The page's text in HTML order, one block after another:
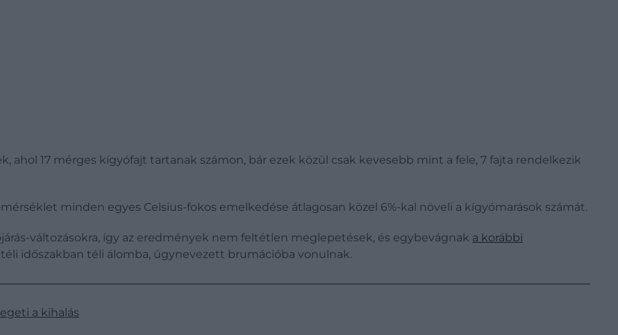
ahol 17 mérges kígyófajt tartanak számon, bár ezek közül csak kevesebb mint a fele, 7 fajta rendelkezik
minden egyes Celsius-fokos emelkedése átlagosan közel 6%-kal növeli a kígyómarások számát.
változásokra, így az eredmények nem feltétlen meglepetések, és egybevágnak a korábbi
időszakban téli álomba, úgynevezett brumációba vonulnak.
a kihalás